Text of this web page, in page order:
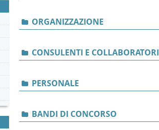
ORGANIZZAZIONE
CONSULENTI E COLLABORATORI
PERSONALE
BANDI DI CONCORSO